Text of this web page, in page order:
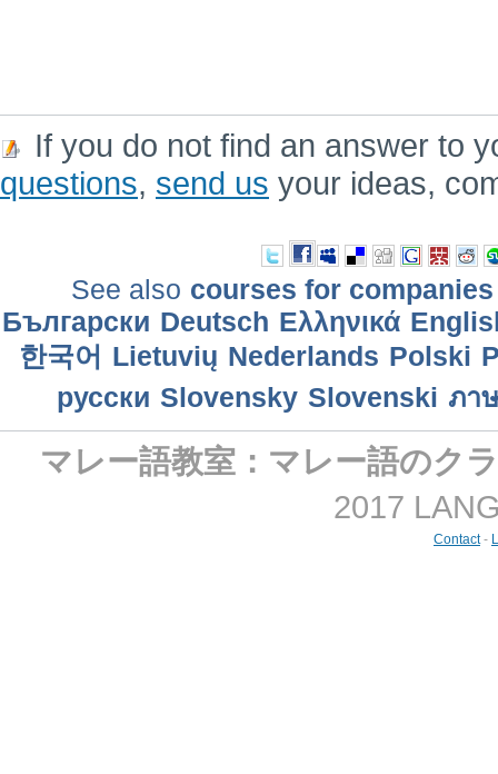
If you do not find an answer to
questions, send us your ideas,
See also courses for companies
Български Deutsch Ελληνικά
한국어 Lietuvių Nederlands Polski
русски Slovensky Slovenski ภา
マレー語教室：マレー語のク
2017
Contact-